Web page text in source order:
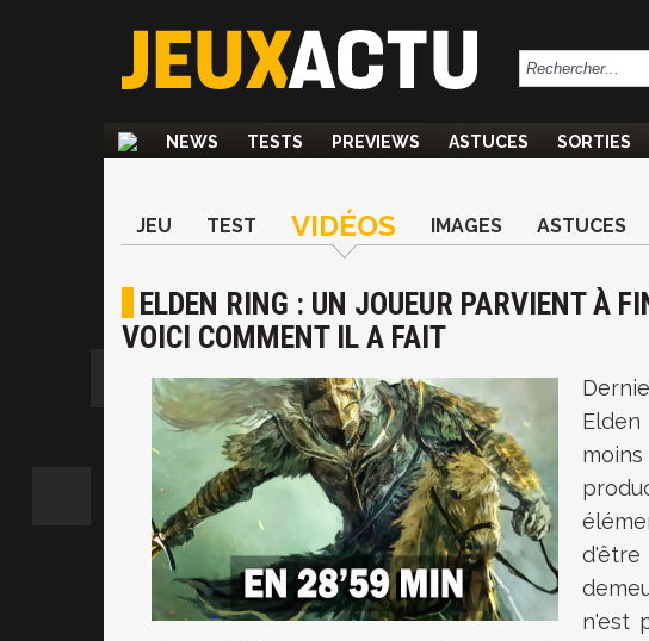
NEWS TESTS PREVIEWS ASTUCES SORTIES
JEU TEST VIDÉOS IMAGES ASTUCES
ELDEN RING : UN JOUEUR PARVIENT À
VOICI COMMENT IL A FAIT
Elden
d'être
n'est